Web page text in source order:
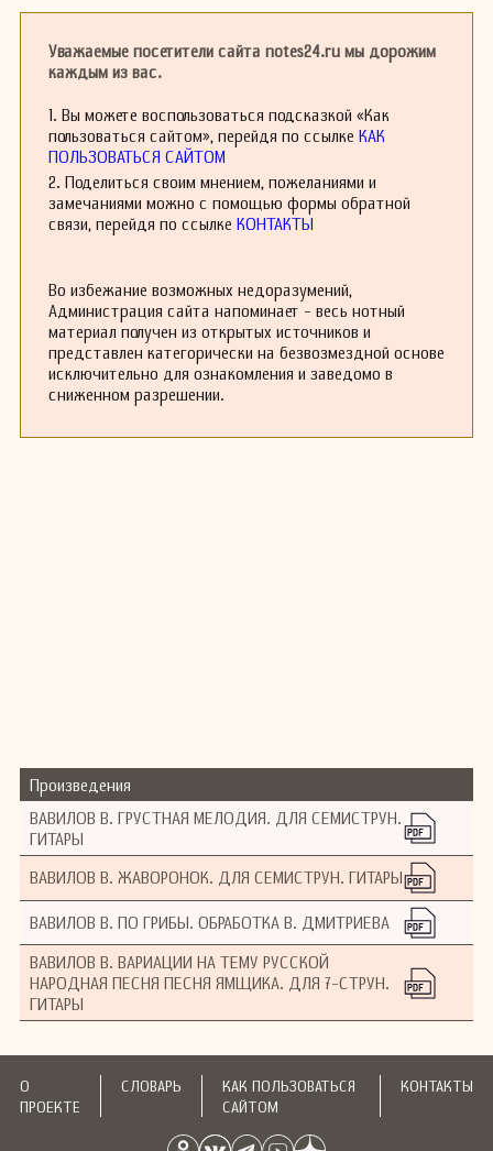
периодов, часто с полным пренебрежением к
стилевой принадлежности, в духе других
произведения достигли огромного тиража, и
некоторые из них стали поистине народными,
на его мелодии были написаны несколько
Вавилов скончался в 47 лет от рака
поджелудочной железы, за несколько месяцев
до выхода «Города Золота», который overnight
Уважаемые посетители сайта notes24.ru мы дорожим
каждым из вас.
1. Вы можете воспользоваться подсказкой «Как
пользоваться сайтом», перейдя по ссылке КАК
ПОЛЬЗОВАТЬСЯ САЙТОМ
2. Поделиться своим мнением, пожеланиями и
замечаниями можно с помощью формы обратной
связи, перейдя по ссылке КОНТАКТЫ
Во избежание возможных недоразумений,
Администрация сайта напоминает - весь нотный
материал получен из открытых источников и
представлен категорически на безвозмездной основе
исключительно для ознакомления и заведомо в
сниженном разрешении.
Произведения
ВАВИЛОВ В. ГРУСТНАЯ МЕЛОДИЯ. ДЛЯ СЕМИСТРУН.
ГИТАРЫ
ВАВИЛОВ В. ЖАВОРОНОК. ДЛЯ СЕМИСТРУН. ГИТАРЫ
ВАВИЛОВ В. ПО ГРИБЫ. ОБРАБОТКА В. ДМИТРИЕВА
ВАВИЛОВ В. ВАРИАЦИИ НА ТЕМУ РУССКОЙ
НАРОДНАЯ ПЕСНЯ ПЕСНЯ ЯМЩИКА. ДЛЯ 7-СТРУН.
ГИТАРЫ
О
ПРОЕКТЕ
СЛОВАРЬ
КАК ПОЛЬЗОВАТЬСЯ
САЙТОМ
КОНТАКТЫ